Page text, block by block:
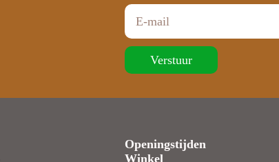
Verstuur
Openingstijden
Winkel